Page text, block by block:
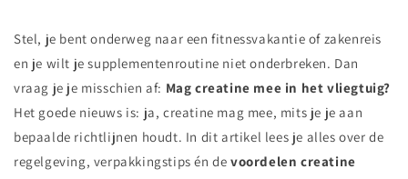
Stel, je bent onderweg naar een fitnessvakantie of zakenreis
en je wilt je supplementenroutine niet onderbreken. Dan
vraag je je misschien af: Mag creatine mee in het vliegtuig?
Het goede nieuws is: ja, creatine mag mee, mits je je aan
bepaalde richtlijnen houdt. In dit artikel lees je alles over de
regelgeving, verpakkingstips én devoordelen creatine